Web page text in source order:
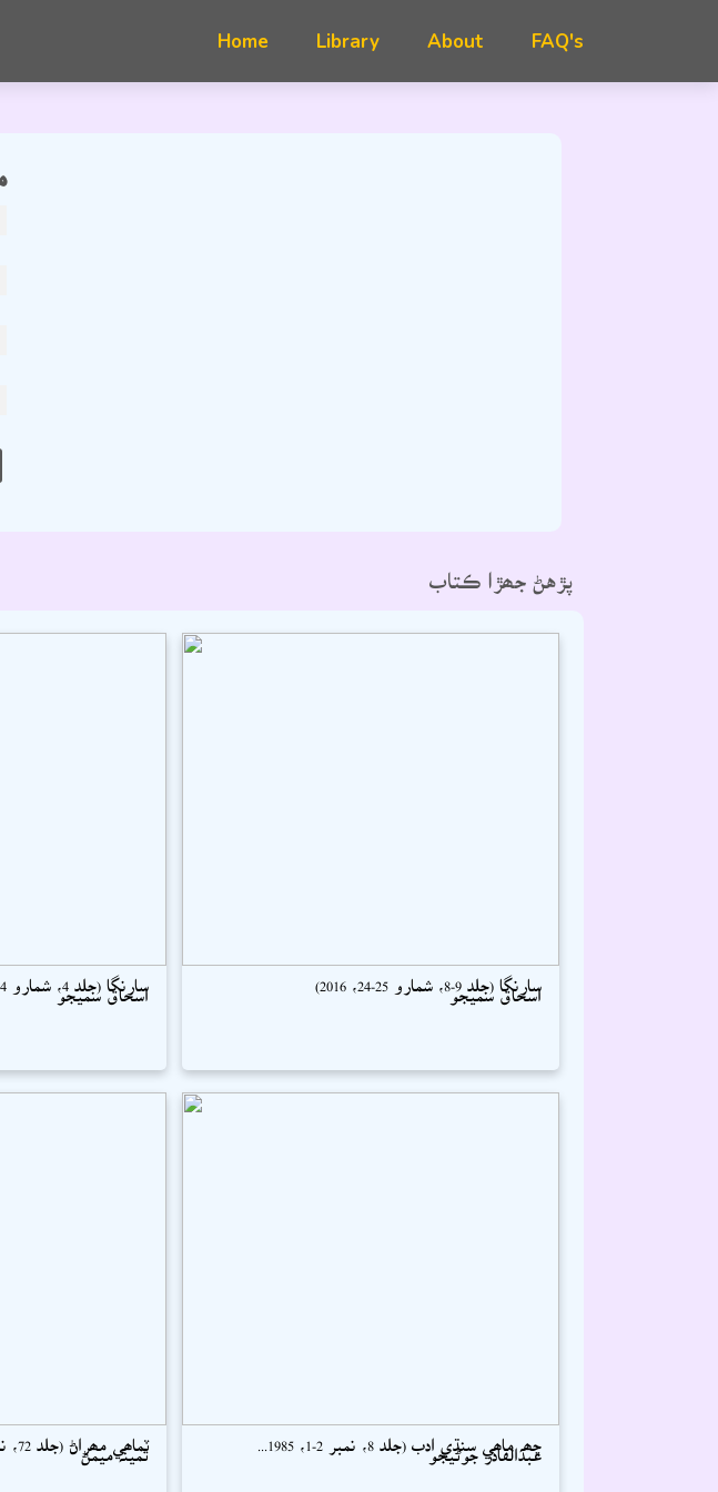
FAQ's
پڙهڻ جھڙا ڪتاب
سارنگا (جلد 9-8، شمارو 25-24، 2016)
اسحاق سميجو
سارنگا (جلد 4، شمارو 14-13، 2011)
اسحاق سميجو
ڇھہ ماھي سنڌي ادب (جلد 8، نمبر 2-1، 1985...
عبدالقادر جوڻيجو
ٽماھي مھراڻ (جلد 72، نمبر 4، 2022)
ثمينہ ميمڻ